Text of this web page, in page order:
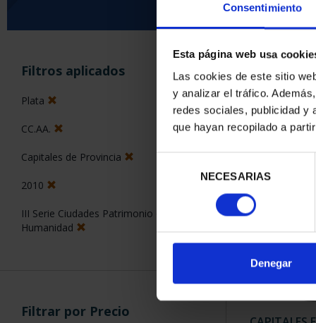
Consentimiento
Esta página web usa
Las cookies de este sitio
y analizar el tráfico.
redes sociales, publicidad y
que hayan recopilado a
consentimiento
NECESARIAS
Denegar
Filtros aplicados
Plata
CC.AA.
Capitales de Provincia
2010
III Serie Ciudades Patrimonio de la
Humanidad
Filtrar por Precio
ORDENAR POR:
1 Productos